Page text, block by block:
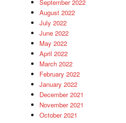
September 2022
August 2022
July 2022
June 2022
May 2022
April 2022
March 2022
February 2022
January 2022
December 2021
November 2021
October 2021